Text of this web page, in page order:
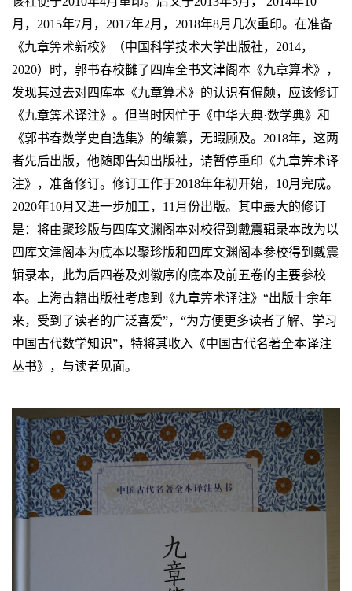
月， 2015年7月， 2017年2月， 2018年8月几次重印。在准备
《九章筭术新校》（中国科学技术大学出版社， 2014，
2020）时，郭书春校雠了四库全书文津阁本《九章算术》，
发现其过去对四库本《九章算术》的认识有偏颇，应该修订
《九章筭术译注》。但当时因忙于《中华大典·数学典》和
《郭书春数学史自选集》的编纂，无暇顾及。 2018年，这两
者先后出版，他随即告知出版社，请暂停重印《九章筭术译
注》，准备修订。修订工作于2018年年初开始， 10月完成。
2020年10月又进一步加工， 11 月份出版。其中最大的修订
是：将由聚珍版与四库文渊阁本对校得到戴震辑录本改为以
四库文津阁本为底本以聚珍版和四库文渊阁本参校得到戴震
辑录本，此为后四卷及刘徽序的底本及前五卷的主要参校
本。上海古籍出版社考虑到《九章筭术译注》“出版十余年
来，受到了读者的广泛喜爱”，“为方便更多读者了解、学习
中国古代数学知识”，特将其收入《中国古代名著全本译注
丛书》，与读者见面。